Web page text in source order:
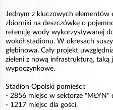
Jednym z kluczowych elementów
zbiorniki na deszczówkę o
retencję wody wykorzystywanej
wokół stadionu. W okresach
głębinowa. Cały projekt
zieleni z nową infrastrukturą, taką
wypoczynkowe.
Stadion Opolski pomieści:
- 2856 miejsc w sektorze "MŁYN"
- 1217 miejsc dla gości,